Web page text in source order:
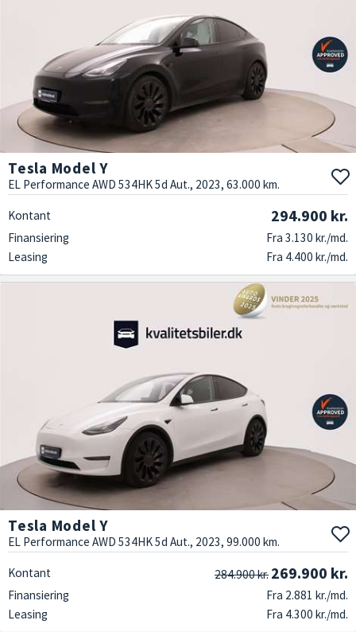
Tesla Model Y
EL Performance AWD 534HK 5d Aut., 2023, 63.000 km.
Kontant 294.900 kr.
Finansiering
Fra 3.130 kr./md.
Leasing
Fra 4.400 kr./md.
Tesla Model Y
EL Performance AWD 534HK 5d Aut., 2023, 99.000 km.
Kontant 284.900 kr. 269.900 kr.
Finansiering
Fra 2.881 kr./md.
Leasing
Fra 4.300 kr./md.